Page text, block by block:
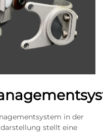
in der
stellt eine